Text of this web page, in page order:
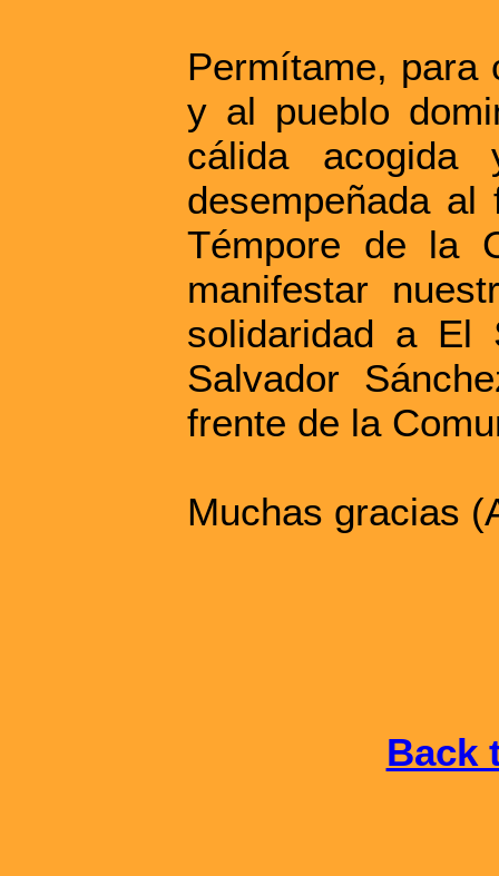
Permítame, para
y al pueblo
cálida
desempeñada
Témpore de la
manifestar
solidaridad a El
Salvador
frente de la
Muchas gracias
Back